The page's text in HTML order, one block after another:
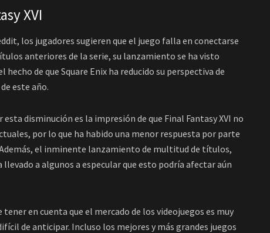
XVI
los jugadores sugieren que el juego falla en conectarse
anteriores de la serie, su lanzamiento se ha visto
de que Square Enix ha reducido su perspectiva de
este año.
disminución es la impresión de que Final Fantasy XVI no
por lo que ha habido una menor respuesta por parte
el inminente lanzamiento de multitud de títulos,
a algunos a especular que esto podría afectar aún
en cuenta que el mercado de los videojuegos es muy
de anticipar. Incluso los mejores y más grandes juegos